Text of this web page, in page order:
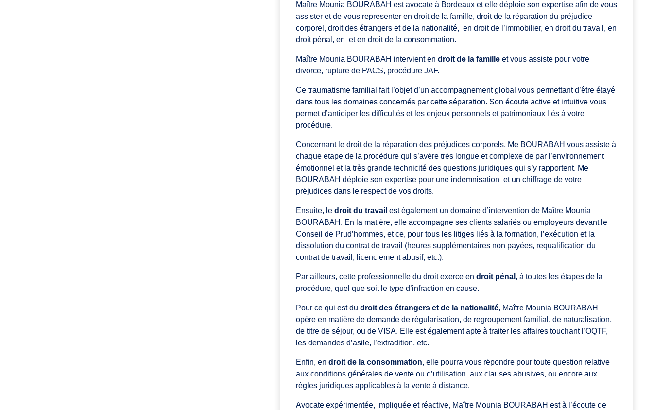
Maître Mounia BOURABAH est avocate à Bordeaux et elle déploie son expertise afin de vous
assister et de vous représenter en droit de la famille, droit de la réparation du préjudice
corporel, droit des étrangers et de la nationalité, en droit de l’immobilier, en droit du travail, en
droit pénal, en et en droit de la consommation.
Maître Mounia BOURABAH intervient en droit de la famille et vous assiste pour votre
divorce, rupture de PACS, procédure JAF.
Ce traumatisme familial fait l’objet d’un accompagnement global vous permettant d’être étayé
dans tous les domaines concernés par cette séparation. Son écoute active et intuitive vous
permet d’anticiper les difficultés et les enjeux personnels et patrimoniaux liés à votre
procédure.
Concernant le droit de la réparation des préjudices corporels, Me BOURABAH vous assiste à
chaque étape de la procédure qui s’avère très longue et complexe de par l’environnement
émotionnel et la très grande technicité des questions juridiques qui s’y rapportent. Me
BOURABAH déploie son expertise pour une indemnisation et un chiffrage de votre
préjudices dans le respect de vos droits.
Ensuite, le droit du travail est également un domaine d’intervention de Maître Mounia
BOURABAH. En la matière, elle accompagne ses clients salariés ou employeurs devant le
Conseil de Prud’hommes, et ce, pour tous les litiges liés à la formation, l’exécution et la
dissolution du contrat de travail (heures supplémentaires non payées, requalification du
contrat de travail, licenciement abusif, etc.).
Par ailleurs, cette professionnelle du droit exerce en droit pénal , à toutes les étapes de la
procédure, quel que soit le type d’infraction en cause.
Pour ce qui est du droit des étrangers et de la nationalité, Maître Mounia BOURABAH
opère en matière de demande de régularisation, de regroupement familial, de naturalisation,
de titre de séjour, ou de VISA. Elle est également apte à traiter les affaires touchant l’OQTF,
les demandes d’asile, l’extradition, etc.
Enfin, en droit de la consommation, elle pourra vous répondre pour toute question relative
aux conditions générales de vente ou d’utilisation, aux clauses abusives, ou encore aux
règles juridiques applicables à la vente à distance.
Avocate expérimentée, impliquée et réactive, Maître Mounia BOURABAH est à l’écoute de